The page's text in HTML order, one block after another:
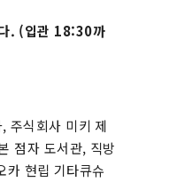
. (입관 18:30까
주식회사 미키 제
점자 도서관, 직방
카 현립 기타큐슈